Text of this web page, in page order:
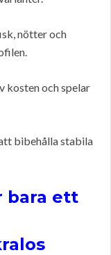
nötter och
kosten och spelar
bibehålla stabila
bara ett